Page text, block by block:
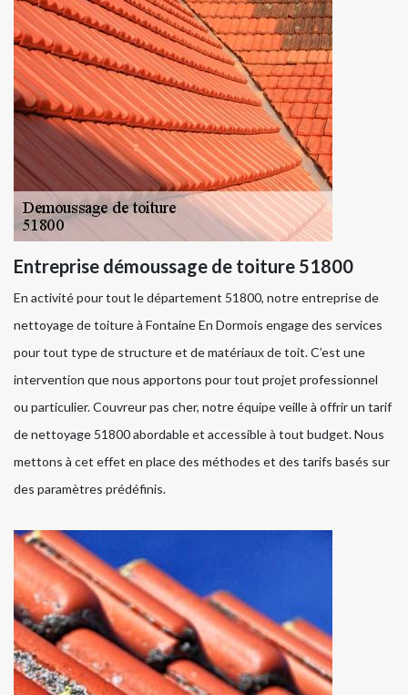
Entreprise démoussage de toiture 51800
En activité pour tout le département 51800, notre entreprise de
nettoyage de toiture à Fontaine En Dormois engage des services
pour tout type de structure et de matériaux de toit. C’est une
intervention que nous apportons pour tout projet professionnel
ou particulier. Couvreur pas cher, notre équipe veille à offrir un tarif
de nettoyage 51800 abordable et accessible à tout budget. Nous
mettons à cet effet en place des méthodes et des tarifs basés sur
des paramètres prédéfinis.